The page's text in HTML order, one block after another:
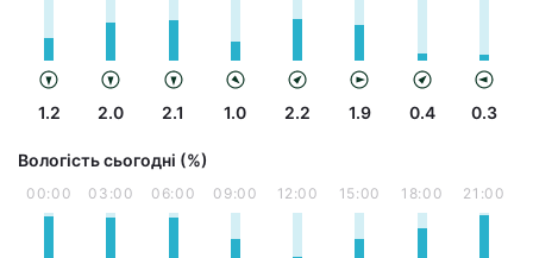
1.2 2.0 2.1 1.0 2.2 1.9 0.4 0.3
Вологість сьогодні (%)
00:00 03:00 06:00 09:00 12:00 15:00 18:00 21:00